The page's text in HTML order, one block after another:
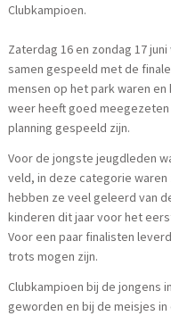
Clubkampioen.
Zaterdag 16 en zondag 17
samen gespeeld met de
mensen op het park waren
weer heeft goed
planning gespeeld zijn.
Voor de jongste jeugdleden
veld, in deze categorie
hebben ze veel geleerd van
kinderen dit jaar voor het
Voor een paar finalisten
trots mogen zijn.
Clubkampioen bij de jongens
geworden en bij de meisjes